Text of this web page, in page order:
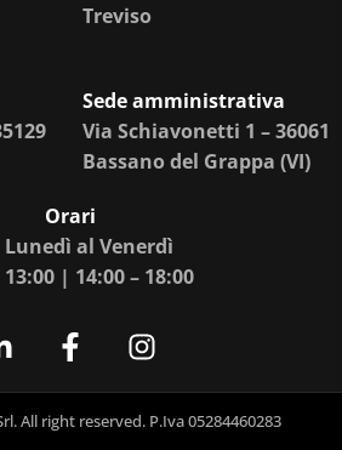
Treviso
Sede amministrativa
Via Schiavonetti 1 – 36061
Bassano del Grappa (VI)
Orari
Lunedì al Venerdì
13:00 | 14:00 – 18:00
All right reserved. P.Iva 05284460283